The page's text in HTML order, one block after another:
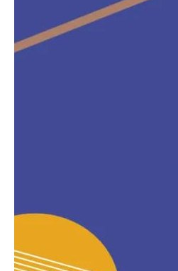
精彩回顾 | 第六届“言子杯”赛乐尔·三益青
少年钢琴大赛（黄山、无锡、东莞、武汉）
四大赛区比赛盛况